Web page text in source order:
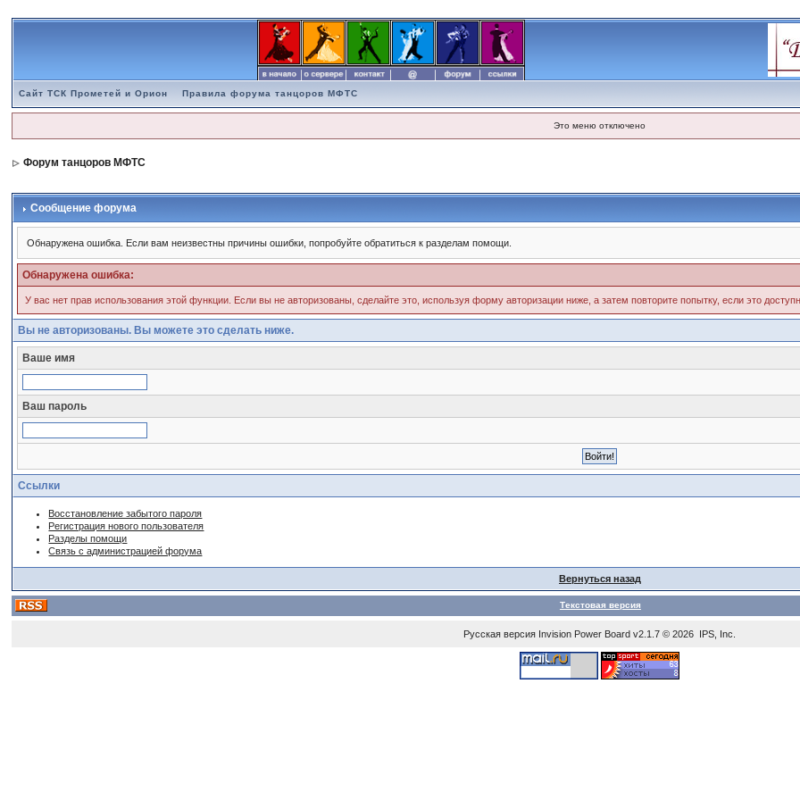
Сайт ТСК Прометей и Орион Правила форума танцоров МФТС
Это меню отключено
Форум танцоров МФТС
Сообщение форума
Обнаружена ошибка. Если вам неизвестны причины ошибки, попробуйте обратиться к разделам помощи.
Обнаружена ошибка:
У вас нет прав использования этой функции. Если вы не авторизованы, сделайте это, используя форму авторизации ниже, а затем повторите попытку, если это
Вы не авторизованы. Вы можете это сделать ниже.
Ваше имя
Ваш пароль
Ссылки
Восстановление забытого пароля
Регистрация нового пользователя
Разделы помощи
Связь с администрацией форума
Вернуться назад
Текстовая версия
Русская версия Invision Power Board v2.1.7 © 2026 IPS, Inc.